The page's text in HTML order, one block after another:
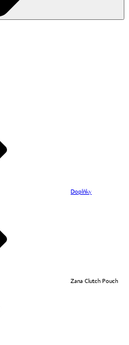
Doplňky
Zana Clutch Pouch